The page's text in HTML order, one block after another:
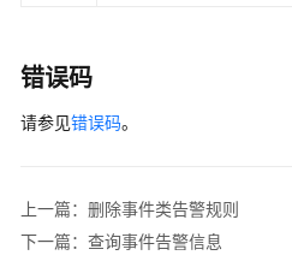
（SLA）
白
资
源
错误码
请参见错误码。
上一篇：删除事件类告警规则
下一篇：查询事件告警信息